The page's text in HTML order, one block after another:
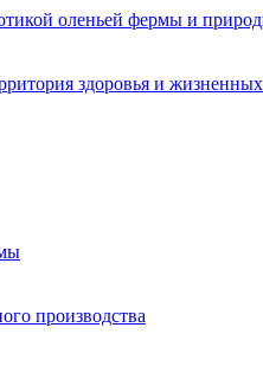
оленьей фермы и
производства